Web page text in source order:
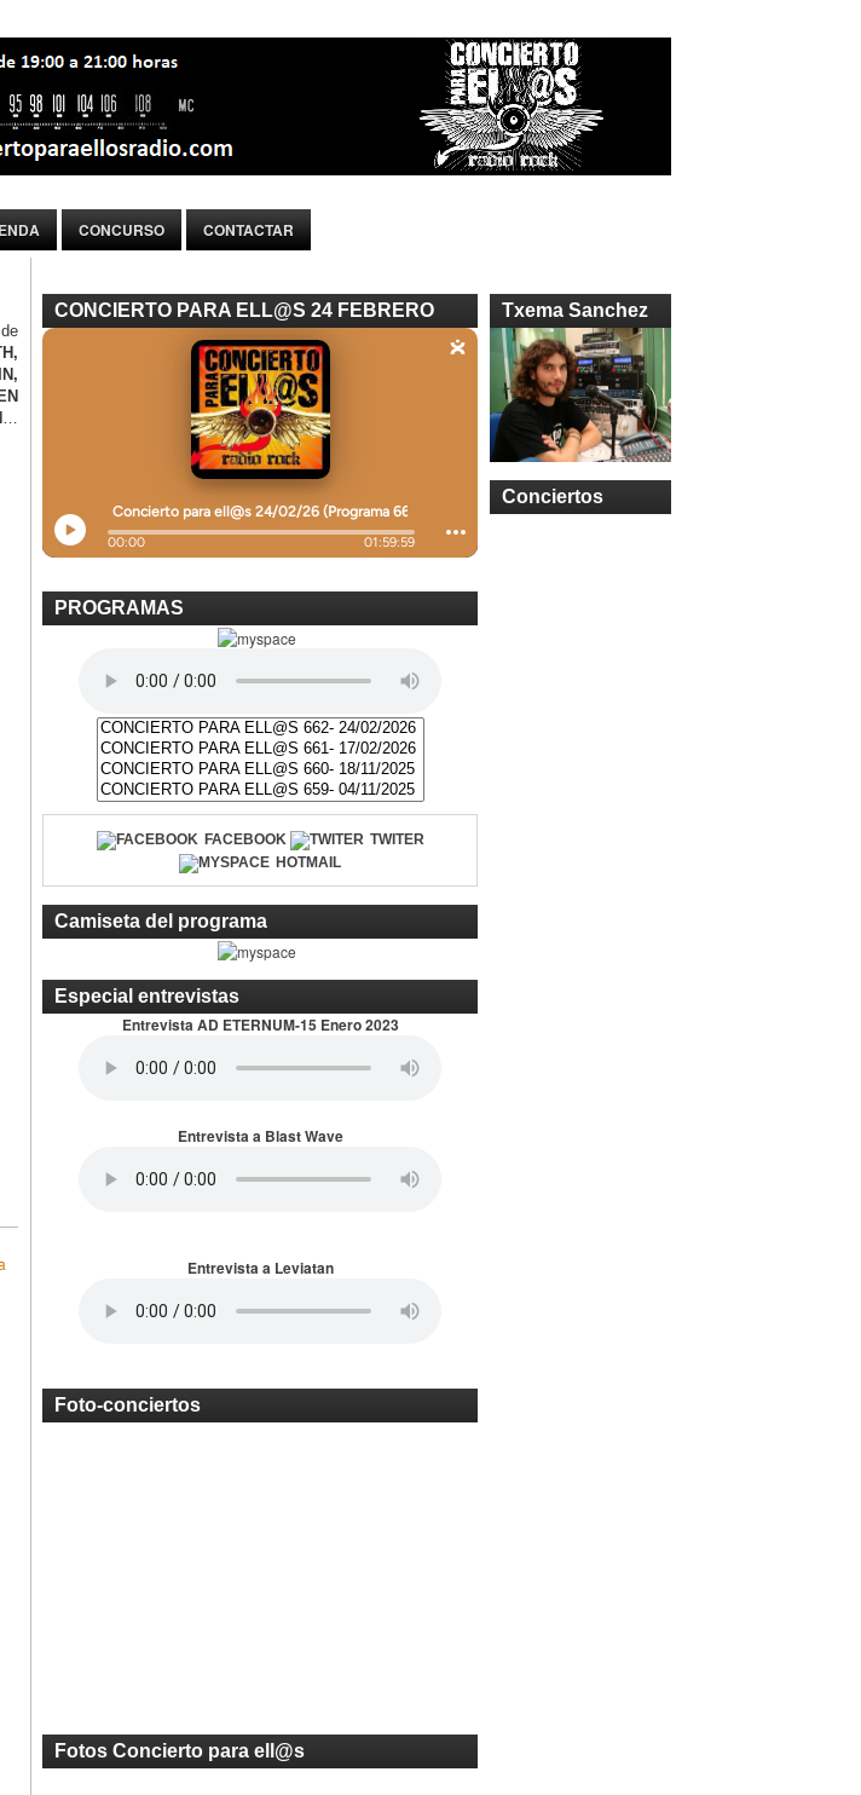
CONCURSO CONTACTAR
…
CONCIERTO PARA ELL@S 24 FEBRERO
PROGRAMAS
FACEBOOK
TWITER
HOTMAIL
Camiseta del programa
Especial entrevistas
Entrevista AD ETERNUM-15 Enero 2023
Entrevista a Blast Wave
Entrevista a Leviatan
Foto-conciertos
Fotos Concierto para ell@s
Txema Sanchez
Conciertos